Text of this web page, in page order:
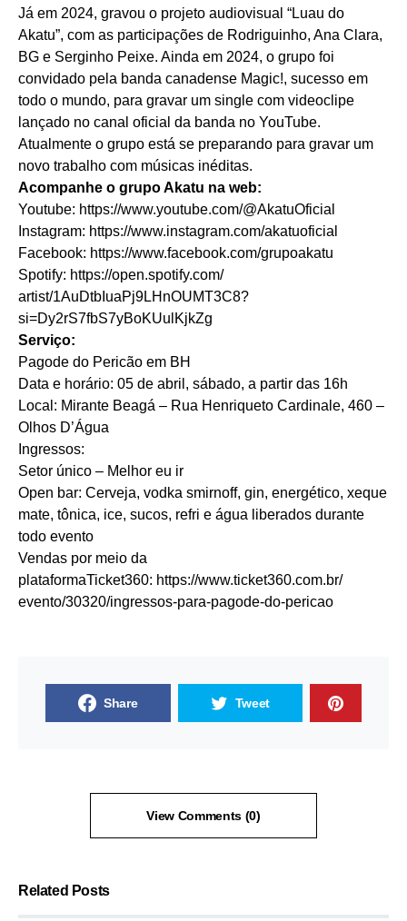
Já em 2024, gravou o projeto audiovisual “Luau do
Akatu”, com as participações de Rodriguinho, Ana Clara,
BG e Serginho Peixe. Ainda em 2024, o grupo foi
convidado pela banda canadense Magic!, sucesso em
todo o mundo, para gravar um single com videoclipe
lançado no canal oficial da banda no YouTube.
Atualmente o grupo está se preparando para gravar um
novo trabalho com músicas inéditas.
Acompanhe o grupo Akatu na web:
Youtube: https://www.youtube.com/@AkatuOficial
Instagram: https://www.instagram.com/akatuoficial
Facebook: https://www.facebook.com/grupoakatu
Spotify: https://open.spotify.com/
artist/1AuDtbIuaPj9LHnOUMT3C8?
si=Dy2rS7fbS7yBoKUulKjkZg
Serviço:
Pagode do Pericão em BH
Data e horário: 05 de abril, sábado, a partir das 16h
Local: Mirante Beagá – Rua Henriqueto Cardinale, 460 –
Olhos D’Água
Ingressos:
Setor único – Melhor eu ir
Open bar: Cerveja, vodka smirnoff, gin, energético, xeque
mate, tônica, ice, sucos, refri e água liberados durante
todo evento
Vendas por meio da
plataformaTicket360: https://www.ticket360.com.br/
evento/30320/ingressos-para-pagode-do-pericao
Share Tweet
View Comments (0)
Related Posts